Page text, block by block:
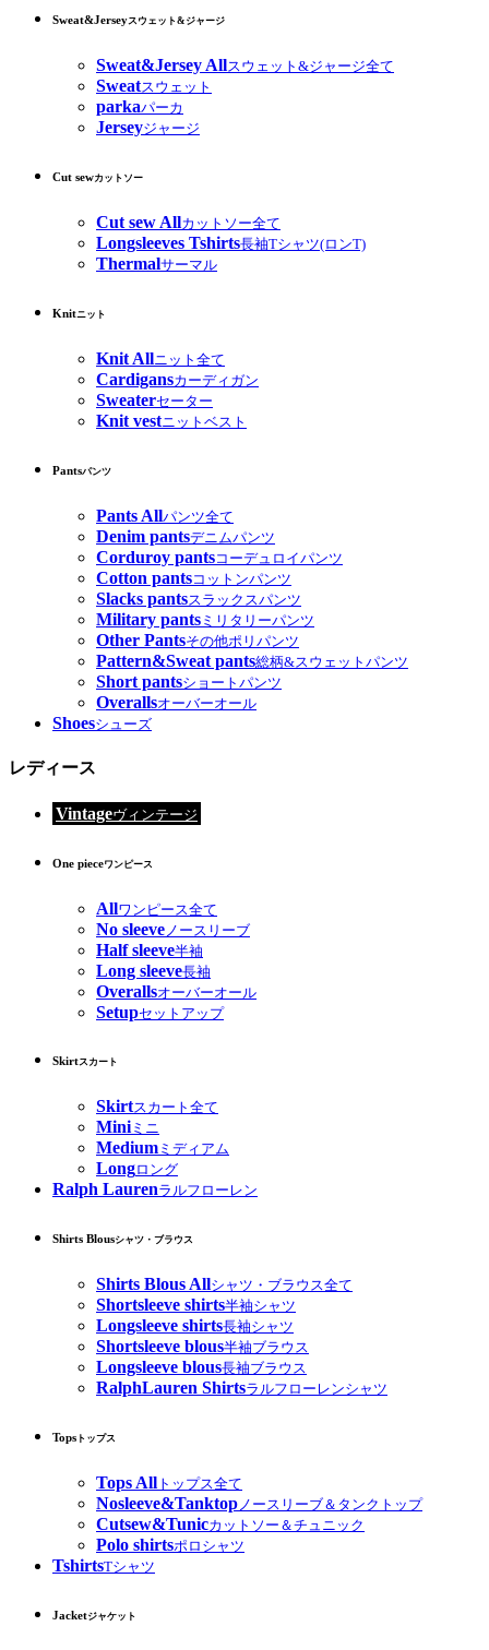
Sweat&Jerseyスウェット&ジャージ
Sweat&Jersey Allスウェット&ジャージ全て
Sweatスウェット
parkaパーカ
Jerseyジャージ
Cut sewカットソー
Cut sew Allカットソー全て
Longsleeves Tshirts長袖Tシャツ(ロンT)
Thermalサーマル
Knitニット
Knit Allニット全て
Cardigansカーディガン
Sweaterセーター
Knit vestニットベスト
Pantsパンツ
Pants Allパンツ全て
Denim pantsデニムパンツ
Corduroy pantsコーデュロイパンツ
Cotton pantsコットンパンツ
Slacks pantsスラックスパンツ
Military pants ミリタリーパンツ
Other Pantsその他ポリパンツ
Pattern&Sweat pants総柄&スウェットパンツ
Short pantsショートパンツ
Overallsオーバーオール
Shoesシューズ
レディース
Vintageヴィンテージ
One pieceワンピース
Allワンピース全て
No sleeve ノースリーブ
Half sleeve半袖
Long sleeve長袖
Overallsオーバーオール
Setupセットアップ
Skirtスカート
Skirtスカート全て
Miniミニ
Medium ミディアム
Longロング
Ralph Laurenラルフローレン
Shirts Blousシャツ・ブラウス
Shirts Blous Allシャツ・ブラウス全て
Shortsleeve shirts半袖シャツ
Longsleeve shirts長袖シャツ
Shortsleeve blous半袖ブラウス
Longsleeve blous長袖ブラウス
RalphLauren Shirtsラルフローレンシャツ
Tops トップス
Tops All トップス全て
Nosleeve&Tanktopノースリーブ＆タンクトップ
Cutsew&Tunicカットソー＆チュニック
Polo shirtsポロシャツ
TshirtsTシャツ
Jacketジャケット